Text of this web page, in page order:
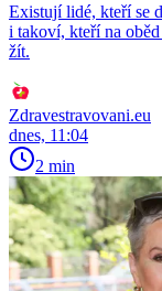
Existují lidé, kteří se
i takoví, kteří na
žít.
Zdravestravovani.eu
dnes, 11:04
2 min